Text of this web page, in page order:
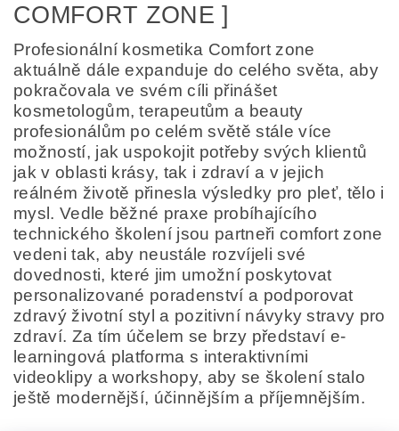
COMFORT ZONE ]
Profesionální kosmetika Comfort zone
aktuálně dále expanduje do celého světa, aby
pokračovala ve svém cíli přinášet
kosmetologům, terapeutům a beauty
profesionálům po celém světě stále více
možností, jak uspokojit potřeby svých klientů
jak v oblasti krásy, tak i zdraví a v jejich
reálném životě přinesla výsledky pro pleť, tělo i
mysl. Vedle běžné praxe probíhajícího
technického školení jsou partneři comfort zone
vedeni tak, aby neustále rozvíjeli své
dovednosti, které jim umožní poskytovat
personalizované poradenství a podporovat
zdravý životní styl a pozitivní návyky stravy pro
zdraví. Za tím účelem se brzy představí e-
learningová platforma s interaktivními
videoklipy a workshopy, aby se školení stalo
ještě modernější, účinnějším a příjemnějším.